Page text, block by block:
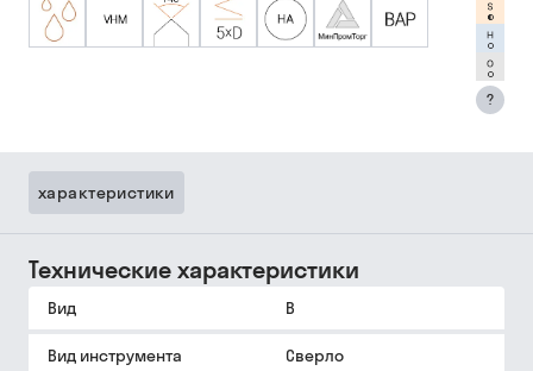
?
характеристики
Технические характеристики
Вид B
Вид инструмента Сверло